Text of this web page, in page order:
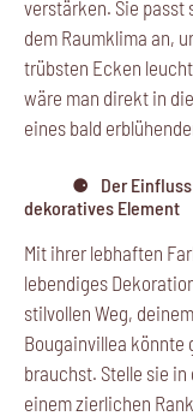
verstärken. Sie
dem Raumklima an,
trübsten Ecken
wäre man direkt in
eines bald
Der
dekoratives Element
Mit ihrer lebhaften
lebendiges
stilvollen Weg,
Bougainvillea könnte
brauchst. Stelle sie in
einem zierlichen